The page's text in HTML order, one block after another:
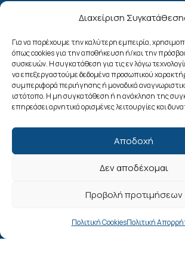
Διαχείριση
Για να παρέχουμε την καλύτερη εμπειρία,
όπως cookies για την αποθήκευση ή/και την
συσκευών. Η συγκατάθεση για τις εν λόγω
να επεξεργαστούμε δεδομένα προσωπικού
συμπεριφορά περιήγησης ή μοναδικά
ιστότοπο. Η μη συγκατάθεση ή η ανάκληση της
επηρεάσει αρνητικά ορισμένες λειτουργίες και
Αποδοχή
Δεν αποδέχομαι
Προβολή προτιμήσεων
Πολιτική CookiesΠολιτική
Πολιτική Cookies (ΕΕ)
Αναζήτηση
© 2025. Δήμος Ρόδου. All Rights Reserved.